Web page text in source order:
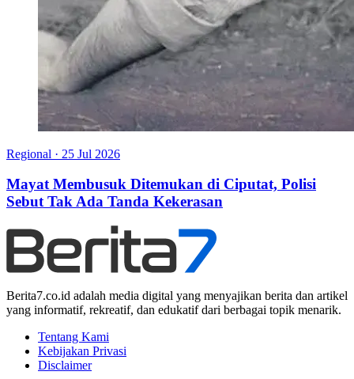
Regional · 25 Jul 2026
Mayat Membusuk Ditemukan di Ciputat, Polisi
Sebut Tak Ada Tanda Kekerasan
Berita7.co.id adalah media digital yang menyajikan berita dan artikel
yang informatif, rekreatif, dan edukatif dari berbagai topik menarik.
Tentang Kami
Kebijakan Privasi
Disclaimer